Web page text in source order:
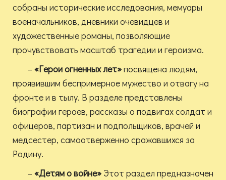
собраны исторические исследования, мемуары
военачальников, дневники очевидцев и
художественные романы, позволяющие
прочувствовать масштаб трагедии и героизма.
– «Герои огненных лет»посвящена людям,
проявившим беспримерное мужество и отвагу на
фронте и в тылу. В разделе представлены
биографии героев, рассказы о подвигах солдат и
офицеров, партизан и подпольщиков, врачей и
медсестер, самоотверженно сражавшихся за
Родину.
– «Детям о войне» Этот раздел предназначен